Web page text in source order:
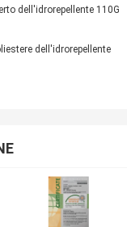
dell'idrorepellente 110G
dell'idrorepellente